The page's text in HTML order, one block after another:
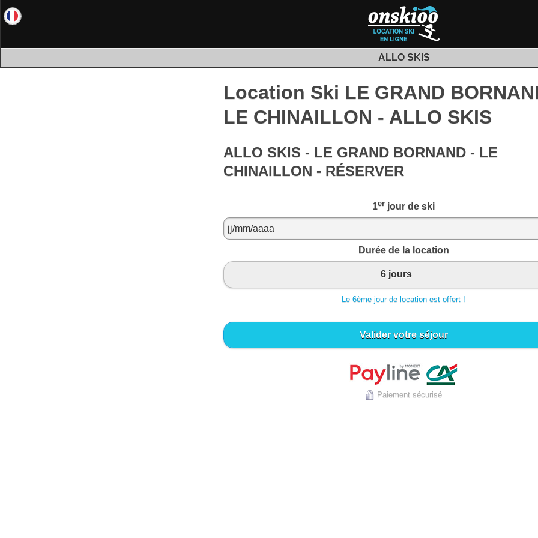
ALLO SKIS
Location Ski LE GRAND
LE CHINAILLON - ALLO SKIS
ALLO SKIS - LE GRAND BORNAND - LE
CHINAILLON - RÉSERVER
1er jour de ski
Durée de la location
6 jours
Le 6ème jour de location est offert !
Valider votre séjour
Paiement sécurisé